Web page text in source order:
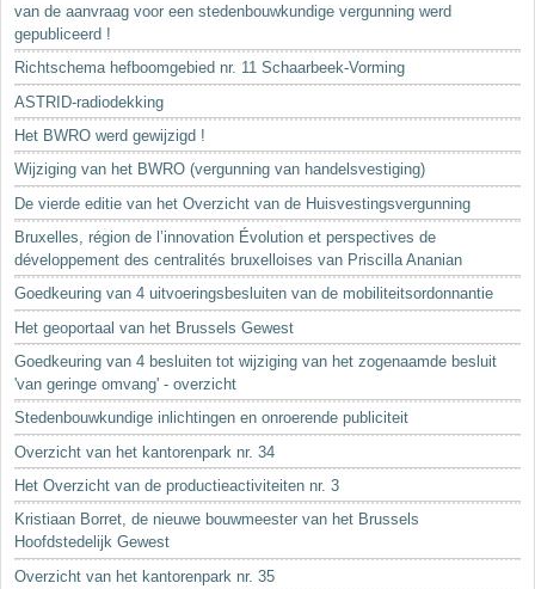
van de aanvraag voor een stedenbouwkundige vergunning werd
gepubliceerd !
Richtschema hefboomgebied nr. 11 Schaarbeek-Vorming
ASTRID-radiodekking
Het BWRO werd gewijzigd !
Wijziging van het BWRO (vergunning van handelsvestiging)
De vierde editie van het Overzicht van de Huisvestingsvergunning
Bruxelles, région de l’innovation Évolution et perspectives de
développement des centralités bruxelloises van Priscilla Ananian
Goedkeuring van 4 uitvoeringsbesluiten van de mobiliteitsordonnantie
Het geoportaal van het Brussels Gewest
Goedkeuring van 4 besluiten tot wijziging van het zogenaamde besluit
'van geringe omvang' - overzicht
Stedenbouwkundige inlichtingen en onroerende publiciteit
Overzicht van het kantorenpark nr. 34
Het Overzicht van de productieactiviteiten nr. 3
Kristiaan Borret, de nieuwe bouwmeester van het Brussels
Hoofdstedelijk Gewest
Overzicht van het kantorenpark nr. 35